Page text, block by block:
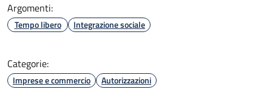
Argomenti:
Tempo libero Integrazione sociale
Categorie:
Imprese e commercio Autorizzazioni